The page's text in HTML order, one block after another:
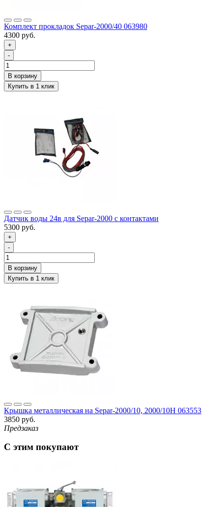
Комплект прокладок Separ-2000/40 063980
4300 руб.
+
-
Датчик воды 24в для Separ-2000 с контактами
5300 руб.
+
-
Крышка металлическая на Separ-2000/10, 2000/10Н 063553
3850 руб.
Предзаказ
С этим покупают